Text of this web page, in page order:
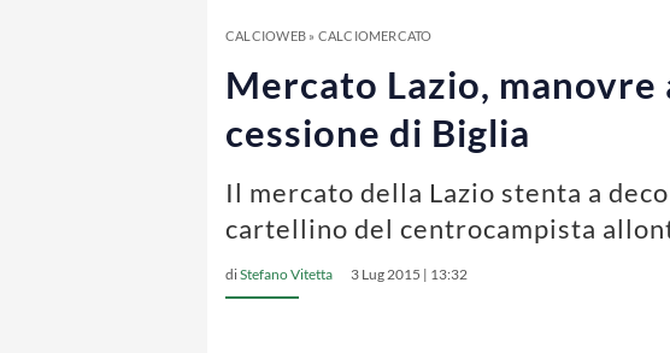
CALCIOWEB» CALCIOMERCATO
Mercato Lazio,
cessione di Biglia
Il mercato della Lazio stenta a
cartellino del centrocampista
diStefano Vitetta 3 Lug 2015 | 13:32